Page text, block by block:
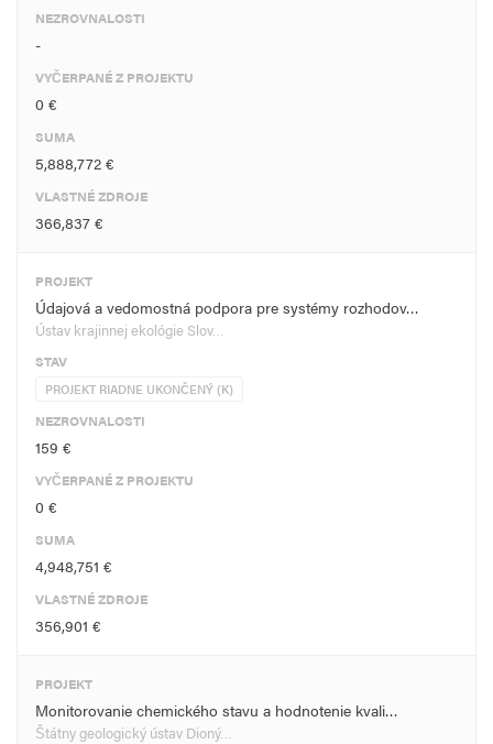
NEZROVNALOSTI
-
VYČERPANÉ Z PROJEKTU
0 €
SUMA
5,888,772 €
VLASTNÉ ZDROJE
366,837 €
PROJEKT
Údajová a vedomostná podpora pre systémy rozhodov…
Ústav krajinnej ekológie Slov…
STAV
PROJEKT RIADNE UKONČENÝ (K)
NEZROVNALOSTI
159 €
VYČERPANÉ Z PROJEKTU
0 €
SUMA
4,948,751 €
VLASTNÉ ZDROJE
356,901 €
PROJEKT
Monitorovanie chemického stavu a hodnotenie kvali…
Štátny geologický ústav Dioný…